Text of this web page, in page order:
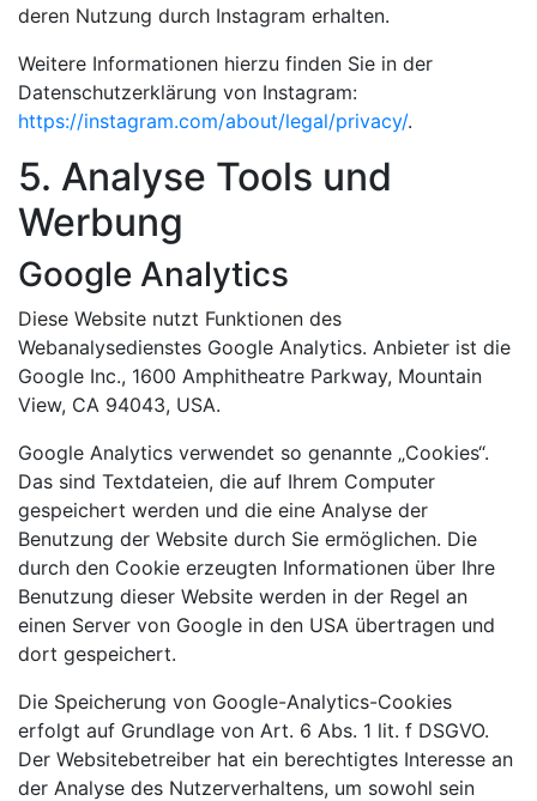
deren Nutzung durch Instagram erhalten.
Weitere Informationen hierzu finden Sie in der
Datenschutzerklärung von Instagram:
https://instagram.com/about/legal/privacy/.
5. Analyse Tools und
Werbung
Google Analytics
Diese Website nutzt Funktionen des
Webanalysedienstes Google Analytics. Anbieter ist die
Google Inc., 1600 Amphitheatre Parkway, Mountain
View, CA 94043, USA.
Google Analytics verwendet so genannte „Cookies“.
Das sind Textdateien, die auf Ihrem Computer
gespeichert werden und die eine Analyse der
Benutzung der Website durch Sie ermöglichen. Die
durch den Cookie erzeugten Informationen über Ihre
Benutzung dieser Website werden in der Regel an
einen Server von Google in den USA übertragen und
dort gespeichert.
Die Speicherung von Google-Analytics-Cookies
erfolgt auf Grundlage von Art. 6 Abs. 1 lit. f DSGVO.
Der Websitebetreiber hat ein berechtigtes Interesse an
der Analyse des Nutzerverhaltens, um sowohl sein